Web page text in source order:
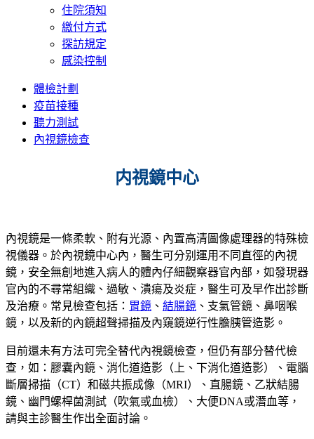
住院須知
繳付方式
探訪規定
感染控制
體檢計劃
疫苗接種
聽力測試
內視鏡檢查
内視鏡中心
內視鏡是一條柔軟、附有光源、內置高清圖像處理器的特殊檢
視儀器。於內視鏡中心內，醫生可分别運用不同直徑的內視
鏡，安全無創地進入病人的體內仔細觀察器官內部，如發現器
官內的不尋常組織、過敏、潰瘍及炎症，醫生可及早作出診斷
及治療。常見檢查包括： 胃鏡 、 結腸鏡 、支氣管鏡、鼻咽喉
鏡，以及新的內鏡超聲掃描及內窺鏡逆行性膽胰管造影。
目前還未有方法可完全替代內視鏡檢查，但仍有部分替代檢
查，如：膠囊內鏡、消化道造影（上、下消化道造影）、電腦
斷層掃描（CT）和磁共振成像（MRI）、直腸鏡、乙狀結腸
鏡、幽門螺桿菌測試（吹氣或血檢）、大便DNA或潛血等，
請與主診醫生作出全面討論。